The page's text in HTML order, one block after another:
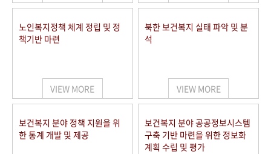
노인복지정책 체계 정립 및 정
책기반 마련
VIEW MORE
북한 보건복지 실태 파악 및 분
석
VIEW MORE
보건복지 분야 정책 지원을 위
한 통계 개발 및 제공
보건복지 분야 공공정보시스템
구축 기반 마련을 위한 정보화
계획 수립 및 평가